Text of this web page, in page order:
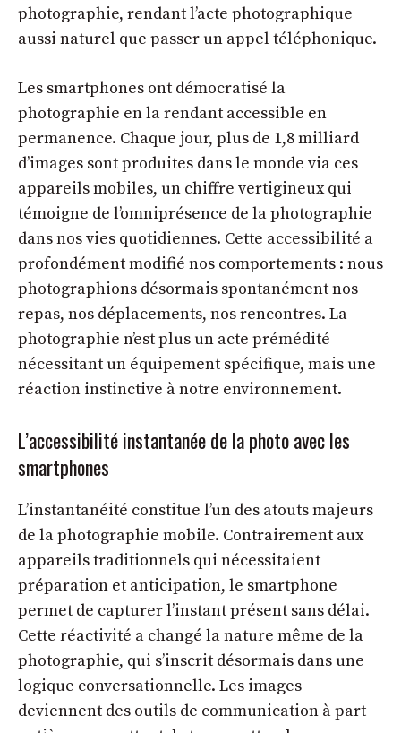
photographie, rendant l’acte photographique
aussi naturel que passer un appel téléphonique.
Les smartphones ont démocratisé la
photographie en la rendant accessible en
permanence. Chaque jour, plus de 1,8 milliard
d’images sont produites dans le monde via ces
appareils mobiles, un chiffre vertigineux qui
témoigne de l’omniprésence de la photographie
dans nos vies quotidiennes. Cette accessibilité a
profondément modifié nos comportements : nous
photographions désormais spontanément nos
repas, nos déplacements, nos rencontres. La
photographie n’est plus un acte prémédité
nécessitant un équipement spécifique, mais une
réaction instinctive à notre environnement.
L’accessibilité instantanée de la photo avec les
smartphones
L’instantanéité constitue l’un des atouts majeurs
de la photographie mobile. Contrairement aux
appareils traditionnels qui nécessitaient
préparation et anticipation, le smartphone
permet de capturer l’instant présent sans délai.
Cette réactivité a changé la nature même de la
photographie, qui s’inscrit désormais dans une
logique conversationnelle. Les images
deviennent des outils de communication à part